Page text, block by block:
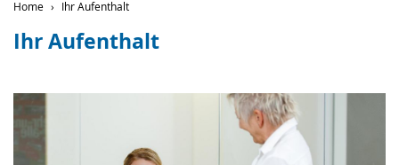
Home Ihr Aufenthalt
Ihr Aufenthalt